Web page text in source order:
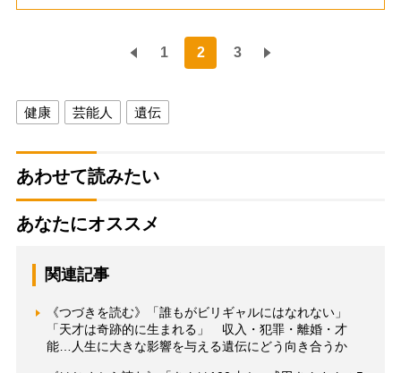
1 2 3
健康 芸能人 遺伝
あわせて読みたい
あなたにオススメ
関連記事
《つづきを読む》「誰もがビリギャルにはなれない」
「天才は奇跡的に生まれる」 収入・犯罪・離婚・才
能…人生に大きな影響を与える遺伝にどう向き合うか